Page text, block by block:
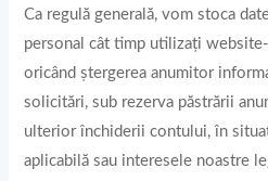
Ca regulă generală, vom stoca
personal cât timp utilizați
oricând ștergerea anumitor
solicitări, sub rezerva păstrării
ulterior închiderii contului, în
aplicabilă sau interesele noastre